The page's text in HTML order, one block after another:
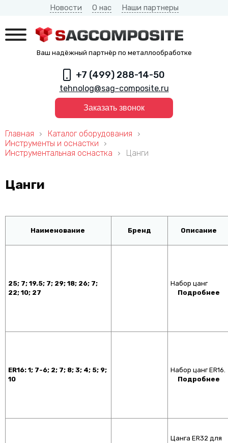
Новости О нас Наши партнеры
Ваш надёжный партнёр по металлообработке
+7 (499) 288-14-50
tehnolog@sag-composite.ru
Заказать звонок
Главная
Каталог оборудования
Инструменты и оснастки
Инструментальная оснастка
Цанги
Цанги
Наименование Бренд Описание
25; 7; 19.5; 7; 29; 18; 26; 7;
22; 10; 27
Набор цанг
Подробнее
ER16: 1; 7-6; 2; 7; 8; 3; 4; 5; 9;
10
Набор цанг ER16.
Подробнее
Цанга ER32 для